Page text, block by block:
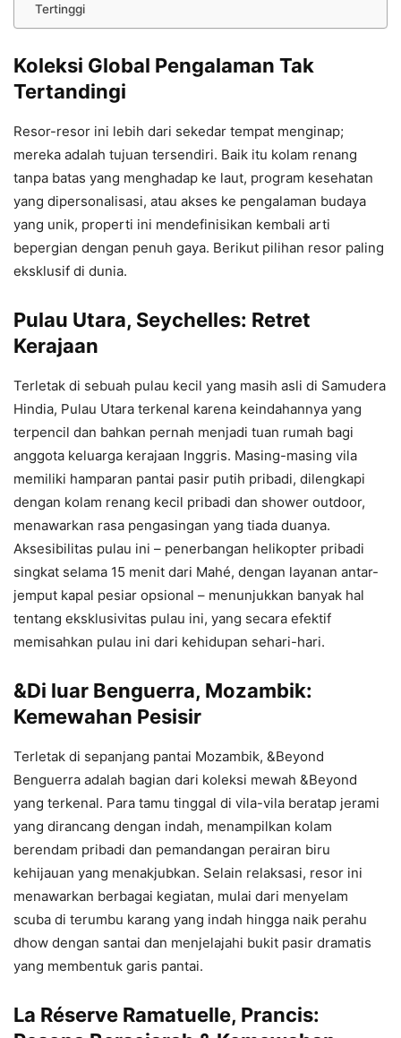
Tertinggi
Koleksi Global Pengalaman Tak
Tertandingi
Resor-resor ini lebih dari sekedar tempat menginap;
mereka adalah tujuan tersendiri. Baik itu kolam renang
tanpa batas yang menghadap ke laut, program kesehatan
yang dipersonalisasi, atau akses ke pengalaman budaya
yang unik, properti ini mendefinisikan kembali arti
bepergian dengan penuh gaya. Berikut pilihan resor paling
eksklusif di dunia.
Pulau Utara, Seychelles: Retret
Kerajaan
Terletak di sebuah pulau kecil yang masih asli di Samudera
Hindia, Pulau Utara terkenal karena keindahannya yang
terpencil dan bahkan pernah menjadi tuan rumah bagi
anggota keluarga kerajaan Inggris. Masing-masing vila
memiliki hamparan pantai pasir putih pribadi, dilengkapi
dengan kolam renang kecil pribadi dan shower outdoor,
menawarkan rasa pengasingan yang tiada duanya.
Aksesibilitas pulau ini – penerbangan helikopter pribadi
singkat selama 15 menit dari Mahé, dengan layanan antar-
jemput kapal pesiar opsional – menunjukkan banyak hal
tentang eksklusivitas pulau ini, yang secara efektif
memisahkan pulau ini dari kehidupan sehari-hari.
&Di luar Benguerra, Mozambik:
Kemewahan Pesisir
Terletak di sepanjang pantai Mozambik, &Beyond
Benguerra adalah bagian dari koleksi mewah &Beyond
yang terkenal. Para tamu tinggal di vila-vila beratap jerami
yang dirancang dengan indah, menampilkan kolam
berendam pribadi dan pemandangan perairan biru
kehijauan yang menakjubkan. Selain relaksasi, resor ini
menawarkan berbagai kegiatan, mulai dari menyelam
scuba di terumbu karang yang indah hingga naik perahu
dhow dengan santai dan menjelajahi bukit pasir dramatis
yang membentuk garis pantai.
La Réserve Ramatuelle, Prancis: